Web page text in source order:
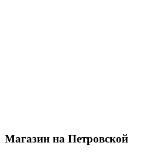
Магазин на Петровской